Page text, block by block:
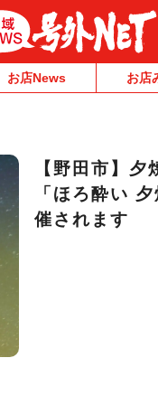
お店News お店
【野田市】
「ほろ酔い
催されます